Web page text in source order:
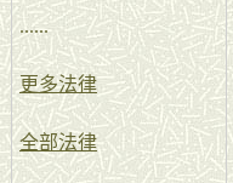
......
更多法律
全部法律